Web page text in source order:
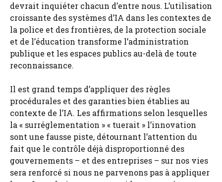
devrait inquiéter chacun d’entre nous. L’utilisation
croissante des systèmes d’IA dans les contextes de
la police et des frontières, de la protection sociale
et de l’éducation transforme l’administration
publique et les espaces publics au-delà de toute
reconnaissance.
Il est grand temps d’appliquer des règles
procédurales et des garanties bien établies au
contexte de l’IA. Les affirmations selon lesquelles
la « surréglementation » « tuerait » l’innovation
sont une fausse piste, détournant l’attention du
fait que le contrôle déjà disproportionné des
gouvernements – et des entreprises – sur nos vies
sera renforcé si nous ne parvenons pas à appliquer